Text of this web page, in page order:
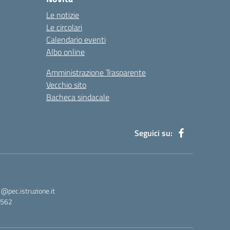
Le notizie
Le circolari
Calendario eventi
Albo online
Amministrazione Trasparente
Vecchio sito
Bacheca sindacale
Seguici su: